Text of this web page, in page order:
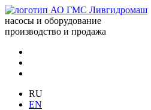
насосы и оборудование
производство и продажа
RU
EN